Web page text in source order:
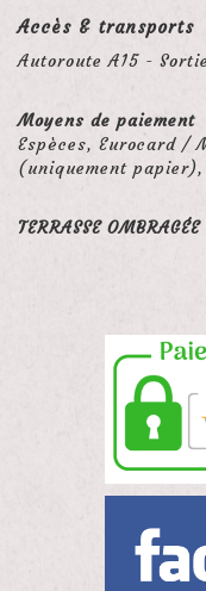
Accès & transports
Autoroute A15 -
Moyens de paiement
Espèces, Eurocard /
(uniquement papier),
TERRASSE OMBRAGÉE